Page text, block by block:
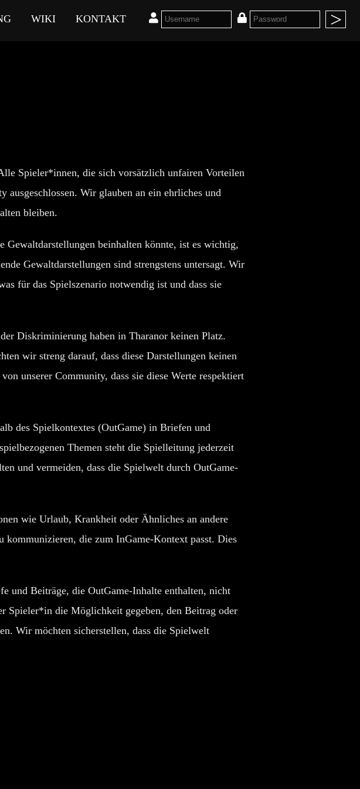
WIKI KONTAKT
Spieler*innen, die sich vorsätzlich unfairen Vorteilen
ausgeschlossen. Wir glauben an ein ehrliches und
bleiben.
Gewaltdarstellungen beinhalten könnte, ist es wichtig,
Gewaltdarstellungen sind strengstens untersagt. Wir
für das Spielszenario notwendig ist und dass sie
Diskriminierung haben in Tharanor keinen Platz.
wir streng darauf, dass diese Darstellungen keinen
unserer Community, dass sie diese Werte respektiert
des Spielkontextes (OutGame) in Briefen und
Themen steht die Spielleitung jederzeit
und vermeiden, dass die Spielwelt durch OutGame-
wie Urlaub, Krankheit oder Ähnliches an andere
die zum InGame-Kontext passt. Dies
und Beiträge, die OutGame-Inhalte enthalten, nicht
Spieler*in die Möglichkeit gegeben, den Beitrag oder
Wir möchten sicherstellen, dass die Spielwelt